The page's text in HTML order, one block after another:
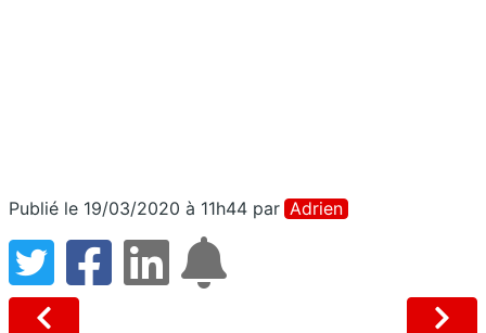
Publié le 19/03/2020 à 11h44 par Adrien